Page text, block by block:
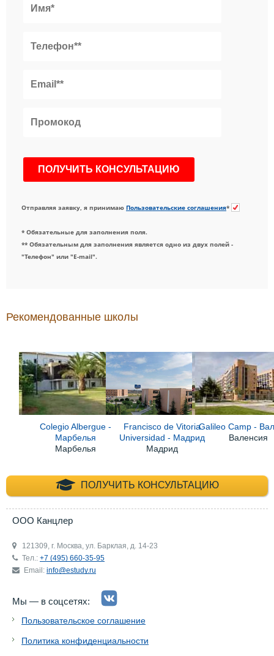
Отправляя заявку, я принимаю Пользовательские соглашения*
* Обязательные для заполнения поля.
** Обязательным для заполнения является одно из двух полей -
"Телефон" или "E-mail".
Рекомендованные школы
Colegio Albergue -
Марбелья
Марбелья
Francisco de Vitoria
Universidad - Мадрид
Мадрид
Galileo Camp -
Валенсия
ПОЛУЧИТЬ КОНСУЛЬТАЦИЮ
+7 (495) 660-35-
ООО Канцлер
121309, г. Москва, ул. Барклая, д. 14-23
Тел.: +7 (495) 660-35-95
Email: info@estudy.ru
Мы — в соцсетях:
Пользовательское соглашение
Политика конфиденциальности